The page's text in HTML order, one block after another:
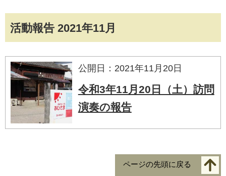
活動報告 2021年11月
公開日：2021年11月20日
令和3年11月20日（土）訪問
演奏の報告
ページの先頭に戻る